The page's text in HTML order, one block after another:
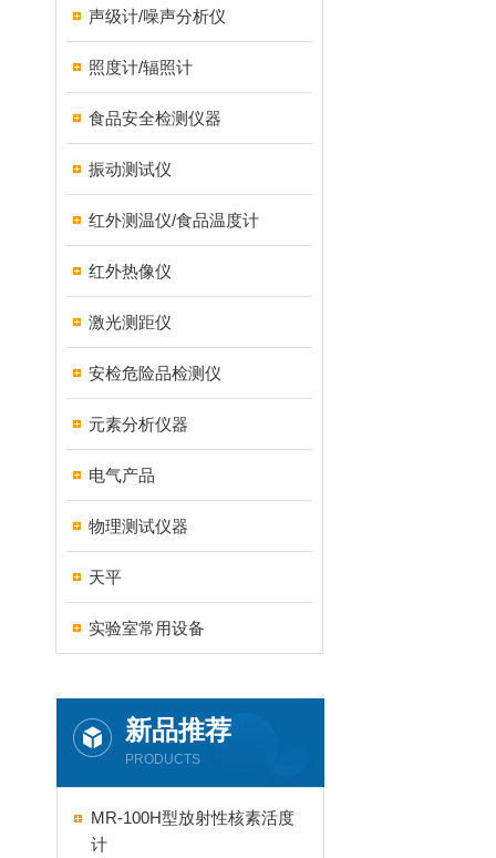
声级计/噪声分析仪
照度计/辐照计
食品安全检测仪器
振动测试仪
红外测温仪/食品温度计
红外热像仪
激光测距仪
安检危险品检测仪
元素分析仪器
电气产品
物理测试仪器
天平
实验室常用设备
新品推荐
PRODUCTS
MR-100H型放射性核素活度
计